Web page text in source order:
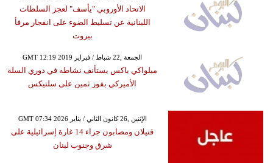
الاتحاد الأوروبي "يأسف" لعجز السلطات
اللبنانية عن تسليط الضوء على انفجار مرفأ
بيروت
GMT 12:19 2019 الجمعة ,22 شباط / فبراير
ميلواكي باكس يستأنف نشاطه في دوري السلة
الأميركي بفوز ثمين على سلتيكس
GMT 07:34 2026 الإثنين ,26 كانون الثاني / يناير
قتيلان ومصابون جراء 14 غارة إسرائيلية على
شرق وجنوب لبنان